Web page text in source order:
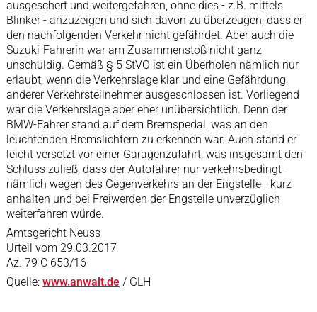
ausgeschert und weitergefahren, ohne dies - z.B. mittels
Blinker - anzuzeigen und sich davon zu überzeugen, dass er
den nachfolgenden Verkehr nicht gefährdet. Aber auch die
Suzuki-Fahrerin war am Zusammenstoß nicht ganz
unschuldig. Gemäß § 5 StVO ist ein Überholen nämlich nur
erlaubt, wenn die Verkehrslage klar und eine Gefährdung
anderer Verkehrsteilnehmer ausgeschlossen ist. Vorliegend
war die Verkehrslage aber eher unübersichtlich. Denn der
BMW-Fahrer stand auf dem Bremspedal, was an den
leuchtenden Bremslichtern zu erkennen war. Auch stand er
leicht versetzt vor einer Garagenzufahrt, was insgesamt den
Schluss zuließ, dass der Autofahrer nur verkehrsbedingt -
nämlich wegen des Gegenverkehrs an der Engstelle - kurz
anhalten und bei Freiwerden der Engstelle unverzüglich
weiterfahren würde.
Amtsgericht Neuss
Urteil vom 29.03.2017
Az. 79 C 653/16
Quelle: www.anwalt.de / GLH